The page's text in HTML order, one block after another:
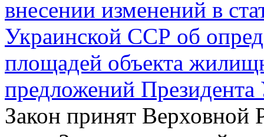
внесении изменений в
Украинской ССР об
площадей объекта
предложений
Закон принят Верховной